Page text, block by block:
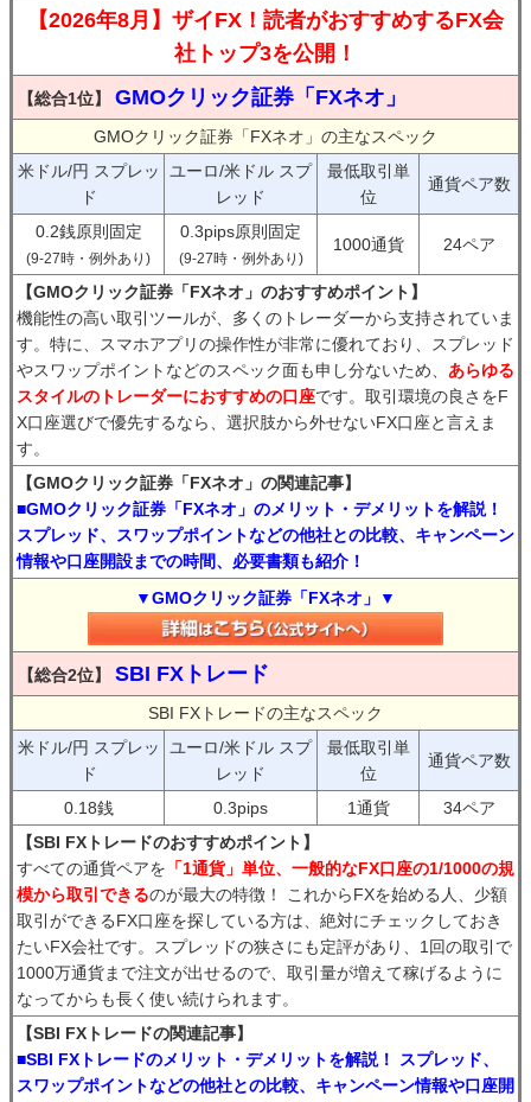
【2026年8月】ザイFX！読者がおすすめするFX会
社トップ3を公開！
【総合1位】 GMOクリック証券「FXネオ」
GMOクリック証券「FXネオ」の主なスペック
米ドル/円 スプレッ
ド
ユーロ/米ドル スプ
レッド
最低取引単
位
通貨ペア数
0.2銭原則固定
(9-27時・例外あり)
0.3pips原則固定
(9-27時・例外あり)
1000通貨 24ペア
【GMOクリック証券「FXネオ」のおすすめポイント】
機能性の高い取引ツールが、多くのトレーダーから支持されていま
す。特に、スマホアプリの操作性が非常に優れており、スプレッド
やスワップポイントなどのスペック面も申し分ないため、 あらゆる
スタイルのトレーダーにおすすめの口座です。取引環境の良さをF
X口座選びで優先するなら、選択肢から外せないFX口座と言えま
す。
【GMOクリック証券「FXネオ」の関連記事】
■GMOクリック証券「FXネオ」のメリット・デメリットを解説！
スプレッド、スワップポイントなどの他社との比較、キャンペーン
情報や口座開設までの時間、必要書類も紹介！
▼GMOクリック証券「FXネオ」▼
【総合2位】 SBI FXトレード
SBI FXトレードの主なスペック
米ドル/円 スプレッ
ド
ユーロ/米ドル スプ
レッド
最低取引単
位
通貨ペア数
0.18銭 0.3pips 1通貨
34ペア
【SBI FXトレードのおすすめポイント】
すべての通貨ペアを 「1通貨」単位、一般的なFX口座の1/1000の規
模から取引できるのが最大の特徴！ これからFXを始める人、少額
取引ができるFX口座を探している方は、絶対にチェックしておき
たいFX会社です。スプレッドの狭さにも定評があり、1回の取引で
1000万通貨まで注文が出せるので、取引量が増えて稼げるように
なってからも長く使い続けられます。
【SBI FXトレードの関連記事】
■SBI FXトレードのメリット・デメリットを解説！ スプレッド、
スワップポイントなどの他社との比較、キャンペーン情報や口座開